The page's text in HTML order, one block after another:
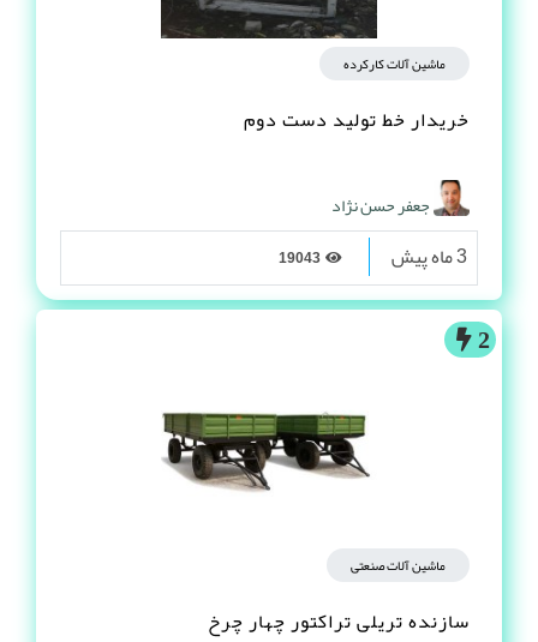
ماشین آلات کارکرده
خریدار خط تولید دست دوم
جعفر حسن نژاد
3 ماه پیش
2
ماشین آلات صنعتی
سازنده تریلی تراکتور چهار چرخ